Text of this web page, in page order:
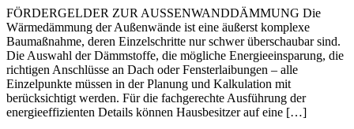
FÖRDERGELDER ZUR AUSSENWANDDÄMMUNG Die
Wärmedämmung der Außenwände ist eine äußerst komplexe
Baumaßnahme, deren Einzelschritte nur schwer überschaubar sind.
Die Auswahl der Dämmstoffe, die mögliche Energieeinsparung, die
richtigen Anschlüsse an Dach oder Fensterlaibungen – alle
Einzelpunkte müssen in der Planung und Kalkulation mit
berücksichtigt werden. Für die fachgerechte Ausführung der
energieeffizienten Details können Hausbesitzer auf eine […]